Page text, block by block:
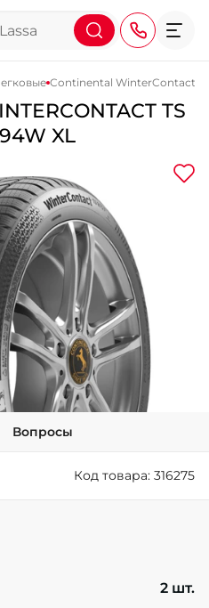
+38 (068) 911-911-4
+38 (067) 113-44-44
+38 (095) 276-44-44
+38 (067) 911-14-14
- на Щепкина
+38 (098) 911-911-0
- на Тополе
+38 (098) 911-911-4
- на Калиновой
+38 (077) 7-184-184
- Донецкое шоссе
+38 (050)-911-911-2
+38 (099)-643-33-77
Continental WinterContact
TS
XL
Вопросы
Код товара: 316275
2 шт.